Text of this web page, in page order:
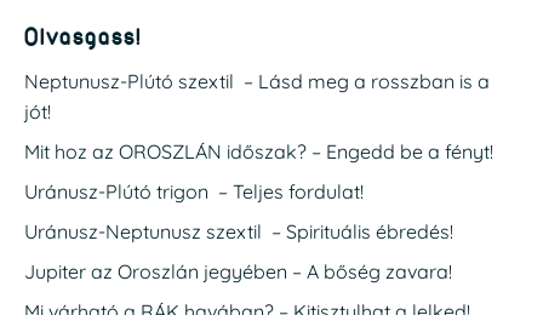
Olvasgass!
Neptunusz-Plútó szextil – Lásd meg a rosszban is a
jót!
Mit hoz az OROSZLÁN időszak? – Engedd be a fényt!
Uránusz-Plútó trigon – Teljes fordulat!
Uránusz-Neptunusz szextil – Spirituális ébredés!
Jupiter az Oroszlán jegyében – A bőség zavara!